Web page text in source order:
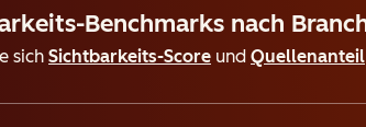
Benchmarks nach
sich Sichtbarkeits-Score und Quellenanteil